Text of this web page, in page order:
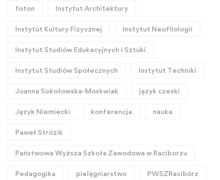
foton Instytut Architektury
Instytut Kultury Fizycznej Instytut Neofilologii
Instytut Studiów Edukacyjnych i Sztuki
Instytut Studiów Społecznych Instytut Techniki
Joanna Sokołowska-Moskwiak język czeski
Język Niemiecki konferencja nauka
Paweł Strózik
Państwowa Wyższa Szkoła Zawodowa w Raciborzu
Pedagogika pielęgniarstwo PWSZRacibórz